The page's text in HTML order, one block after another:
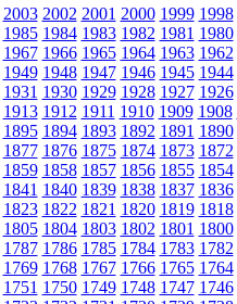
2003 2002 2001 2000 1999 1998
1985 1984 1983 1982 1981 1980
1967 1966 1965 1964 1963 1962
1949 1948 1947 1946 1945 1944
1931 1930 1929 1928 1927 1926
1913 1912 1911 1910 1909 1908
1895 1894 1893 1892 1891 1890
1877 1876 1875 1874 1873 1872
1859 1858 1857 1856 1855 1854
1841 1840 1839 1838 1837 1836
1823 1822 1821 1820 1819 1818
1805 1804 1803 1802 1801 1800
1787 1786 1785 1784 1783 1782
1769 1768 1767 1766 1765 1764
1751 1750 1749 1748 1747 1746